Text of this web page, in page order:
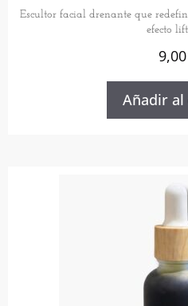
Escultor facial drenante que
efecto
9,00
Añadir